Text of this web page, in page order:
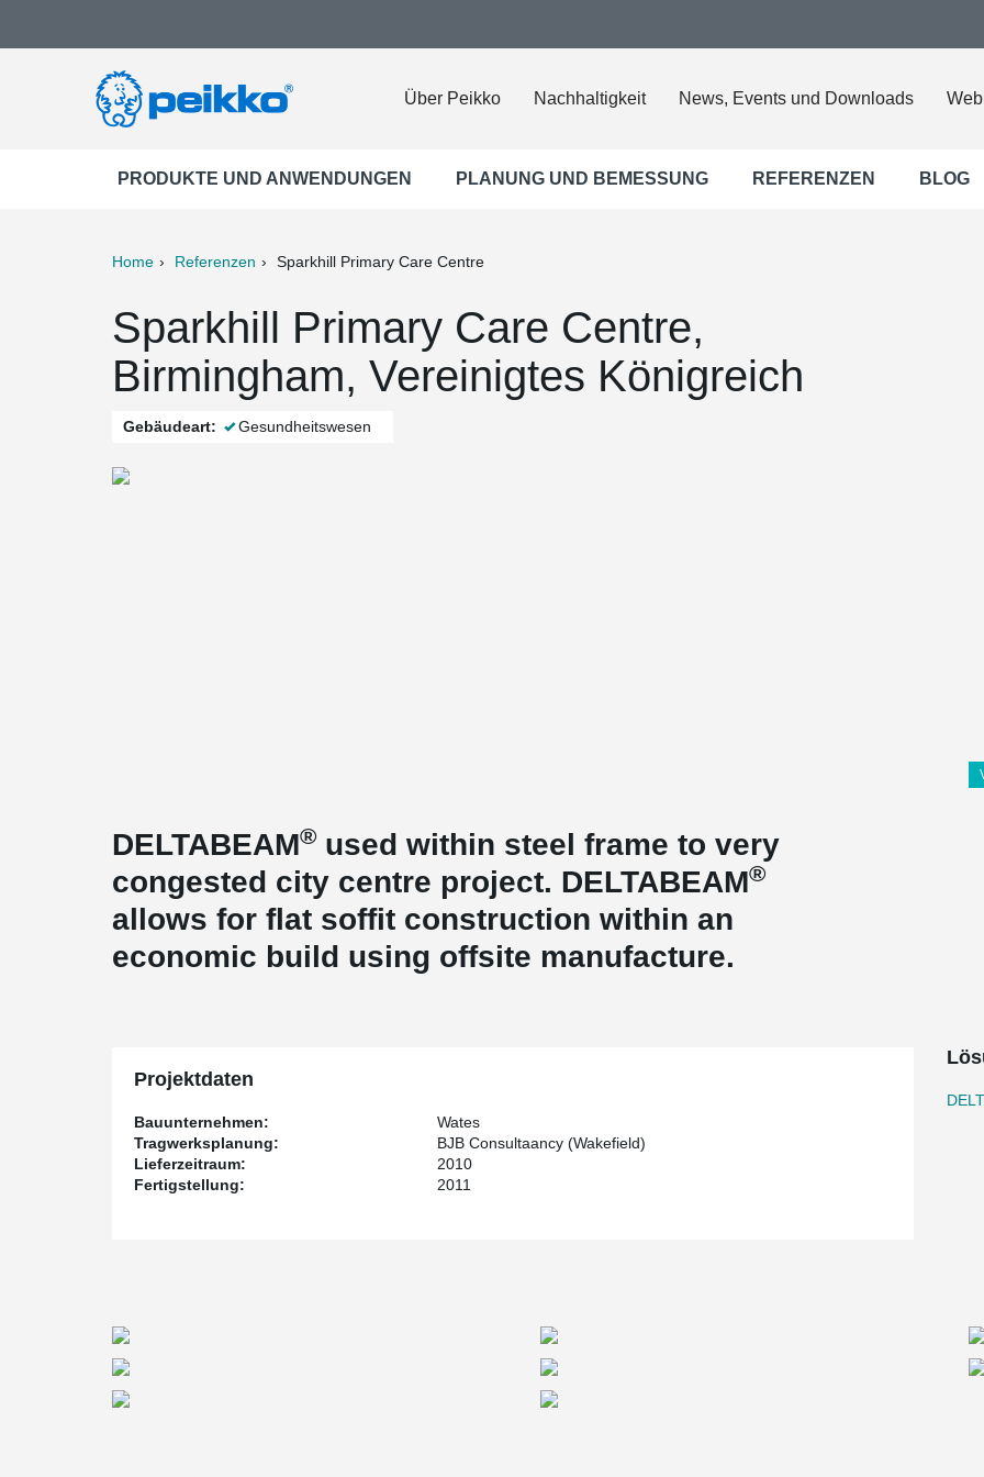
Über Peikko Nachhaltigkeit News, Events und Downloads
PRODUKTE UND ANWENDUNGEN PLANUNG UND BEMESSUNG REFERENZEN BLOG
Home Referenzen Sparkhill Primary Care Centre
Sparkhill Primary Care Centre,
Birmingham, Vereinigtes Königreich
Gebäudeart: Gesundheitswesen
DELTABEAM® used within steel frame to very
congested city centre project. DELTABEAM®
allows for flat soffit construction within an
economic build using offsite manufacture.
Projektdaten
Bauunternehmen:
Wates
Tragwerksplanung:
BJB Consultaancy (Wakefield)
Lieferzeitraum:
2010
Fertigstellung:
2011